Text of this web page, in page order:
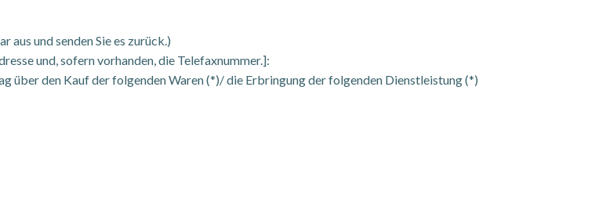
aus und senden Sie es zurück.)
und, sofern vorhanden, die Telefaxnummer.]:
über den Kauf der folgenden Waren (*)/ die Erbringung der folgenden Dienstleistung (*)